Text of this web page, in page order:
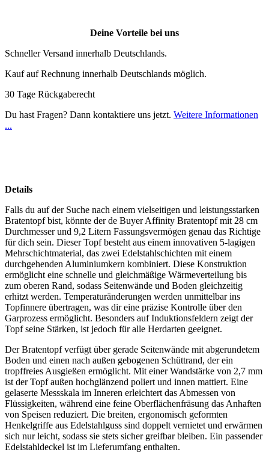
Deine Vorteile bei uns
Schneller Versand innerhalb Deutschlands.
Kauf auf Rechnung innerhalb Deutschlands möglich.
30 Tage Rückgaberecht
Du hast Fragen? Dann kontaktiere uns jetzt. Weitere Informationen
...
Details
Falls du auf der Suche nach einem vielseitigen und leistungsstarken
Bratentopf bist, könnte der de Buyer Affinity Bratentopf mit 28 cm
Durchmesser und 9,2 Litern Fassungsvermögen genau das Richtige
für dich sein. Dieser Topf besteht aus einem innovativen 5-lagigen
Mehrschichtmaterial, das zwei Edelstahlschichten mit einem
durchgehenden Aluminiumkern kombiniert. Diese Konstruktion
ermöglicht eine schnelle und gleichmäßige Wärmeverteilung bis
zum oberen Rand, sodass Seitenwände und Boden gleichzeitig
erhitzt werden. Temperaturänderungen werden unmittelbar ins
Topfinnere übertragen, was dir eine präzise Kontrolle über den
Garprozess ermöglicht. Besonders auf Induktionsfeldern zeigt der
Topf seine Stärken, ist jedoch für alle Herdarten geeignet.
Der Bratentopf verfügt über gerade Seitenwände mit abgerundetem
Boden und einen nach außen gebogenen Schüttrand, der ein
tropffreies Ausgießen ermöglicht. Mit einer Wandstärke von 2,7 mm
ist der Topf außen hochglänzend poliert und innen mattiert. Eine
gelaserte Messskala im Inneren erleichtert das Abmessen von
Flüssigkeiten, während eine feine Oberflächenfräsung das Anhaften
von Speisen reduziert. Die breiten, ergonomisch geformten
Henkelgriffe aus Edelstahlguss sind doppelt vernietet und erwärmen
sich nur leicht, sodass sie stets sicher greifbar bleiben. Ein passender
Edelstahldeckel ist im Lieferumfang enthalten.